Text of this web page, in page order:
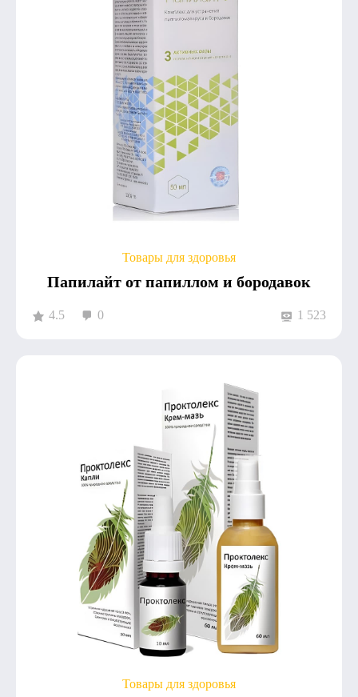
Товары для здоровья
Папилайт от папиллом и бородавок
4.5 0 1 523
Товары для здоровья